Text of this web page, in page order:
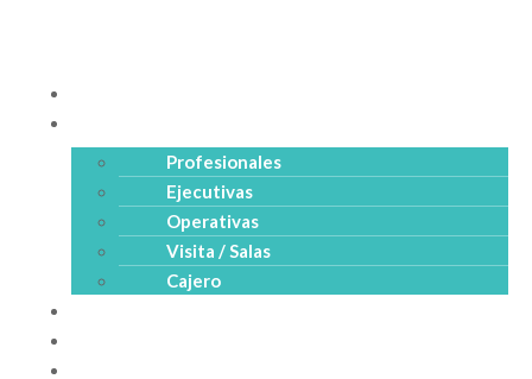
Profesionales
Ejecutivas
Operativas
Visita / Salas
Cajero